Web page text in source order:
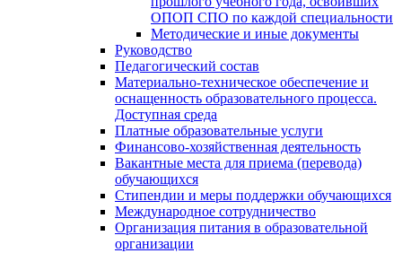
ОПОП СПО по каждой специальности
Методические и иные документы
Руководство
Педагогический состав
Материально-техническое обеспечение и
оснащенность образовательного процесса.
Доступная среда
Платные образовательные услуги
Финансово-хозяйственная деятельность
Вакантные места для приема (перевода)
обучающихся
Стипендии и меры поддержки обучающихся
Международное сотрудничество
Организация питания в образовательной
организации